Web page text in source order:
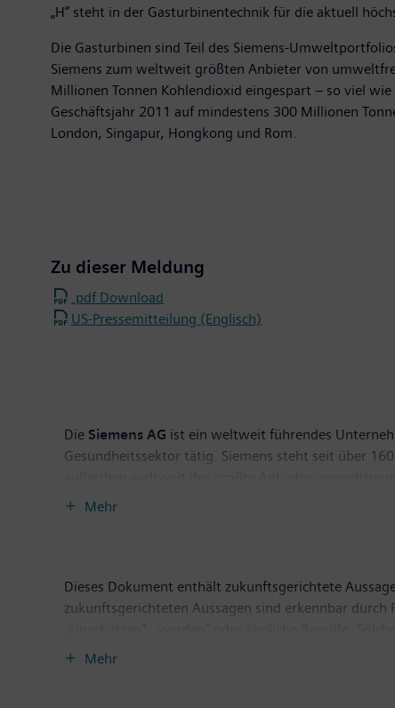
„H“ steht in der Gasturbinentechnik für die aktuell
Die Gasturbinen sind Teil des Siemens-
Siemens zum weltweit größten Anbieter von
Millionen Tonnen Kohlendioxid eingespart – so viel
Geschäftsjahr 2011 auf mindestens 300 Millionen
London, Singapur, Hongkong und Rom.
Zu dieser Meldung
.pdf Download
US-Pressemitteilung (Englisch)
Die Siemens AG ist ein weltweit führendes
Gesundheitssektor tätig. Siemens steht seit über
und Lösungen. Insgesamt erzielte Siemens im
Mehr
Dieses Dokument enthält zukunftsgerichtete
zukunftsgerichteten Aussagen sind erkennbar durch
Annahmen. Sie bergen daher eine Reihe von
Mehr